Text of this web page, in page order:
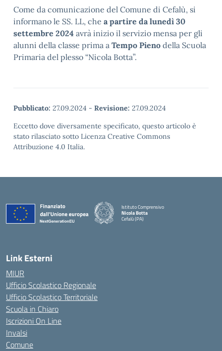
Come da comunicazione del Comune di Cefalù, si
informano le SS. LL, che a partire da lunedì 30
settembre 2024 avrà inizio il servizio mensa per gli
alunni della classe prima a Tempo Pieno della Scuola
Primaria del plesso “Nicola Botta”.
Pubblicato: 27.09.2024 - Revisione: 27.09.2024
Eccetto dove diversamente specificato, questo articolo è
stato rilasciato sotto Licenza Creative Commons
Attribuzione 4.0 Italia.
Istituto Comprensivo
Nicola Botta
Cefalù (PA)
Link Esterni
MIUR
Ufficio Scolastico Regionale
Ufficio Scolastico Territoriale
Scuola in Chiaro
Iscrizioni On Line
Invalsi
Comune